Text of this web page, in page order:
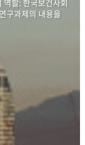
역할: 한국보건사회
구과제의 내용을